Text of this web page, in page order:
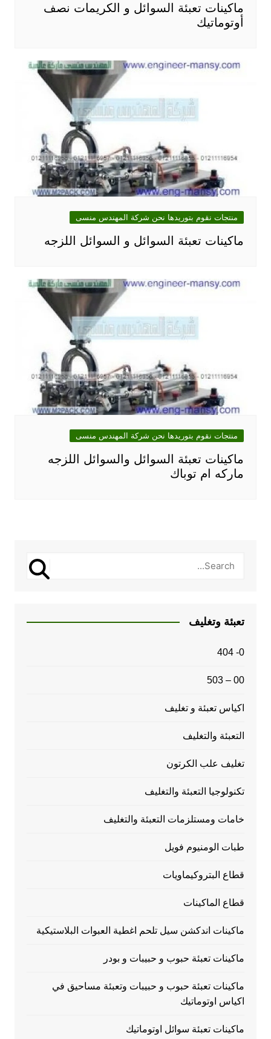
ماكينات تعبئة السوائل و الكريمات نصف
أوتوماتيك
منتجات نقوم بتوريدها نحن شركة المهندس منسى
ماكينات تعبئة السوائل و السوائل اللزجه
منتجات نقوم بتوريدها نحن شركة المهندس منسى
ماكينات تعبئة السوائل والسوائل اللزجه
ماركه ام توباك
تعبئة وتغليف
0- 404
00 – 503
اكياس تعبئة و تغليف
التعبئة والتغليف
تغليف علب الكرتون
تكنولوجيا التعبئة والتغليف
خامات ومستلزمات التعبئة والتغليف
طبات الومنيوم فويل
قطاع البتروكيماويات
قطاع الماكينات
ماكينات اندكشن سيل تلحم اغطية العبوات البلاستيكية
ماكينات تعبئة حبوب و حبيبات و بودر
ماكينات تعبئة حبوب و حبيبات وتعبئة مساحيق في
اكياس اوتوماتيك
ماكينات تعبئة سوائل اوتوماتيك